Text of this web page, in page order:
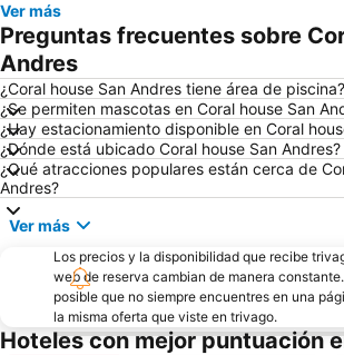
Ver más
Preguntas frecuentes sobre
Andres
¿Coral house San Andres tiene área de piscina?
¿Se permiten mascotas en Coral house San
¿Hay estacionamiento disponible en Coral
¿Dónde está ubicado Coral house San Andres?
¿Qué atracciones populares están cerca de
Andres?
Ver más
Los precios y la disponibilidad que recibe
web de reserva cambian de manera
posible que no siempre encuentres en una
la misma oferta que viste en trivago.
Hoteles con mejor puntuación